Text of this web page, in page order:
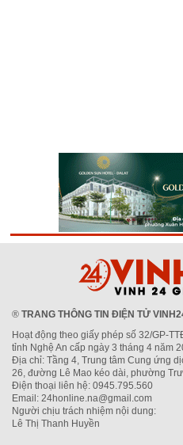
® TRANG THÔNG TIN ĐIỆN TỬ
Hoạt động theo giấy phép số 32/GP-
tỉnh Nghệ An cấp ngày 3 tháng 4 năm
Địa chỉ: Tầng 4, Trung tâm Cung ứng
26, đường Lê Mao kéo dài, phường
Điện thoại liên hệ: 0945.795.560
Email: 24honline.na@gmail.com
Người chịu trách nhiệm nội dung:
Lê Thị Thanh Huyền